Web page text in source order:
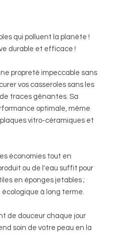
qui polluent la planète !
durable et efficace !
propreté impeccable sans
vos casseroles sans les
traces gênantes. Sa
optimale, même
vitro-céramiques et
économies tout en
ou de l'eau suffit pour
en éponges jetables ;
à long terme.
de douceur chaque jour
soin de votre peau en la